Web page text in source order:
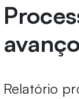
Relatório